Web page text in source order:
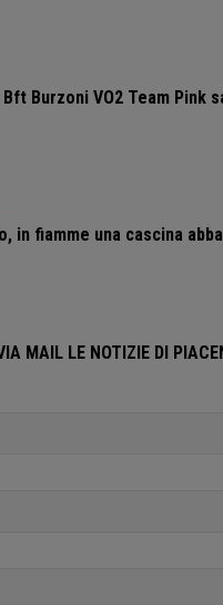
Burzoni VO2 Team Pink
in fiamme una cascina
MAIL LE NOTIZIE DI